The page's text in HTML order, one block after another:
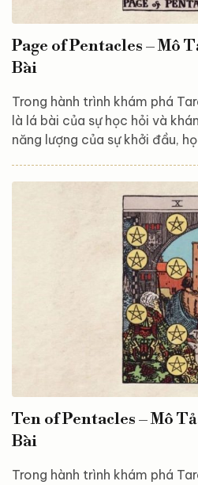
Page of Pentacles – Mô
Bài
Trong hành trình khám phá
là lá bài của sự học hỏi và
năng lượng của sự khởi đầu,
trong việc phát triển tài
vấn. Hãy cùng Astroreka
của lá bài này để hiểu rõ hơn
triển và thành công mà vũ trụ
bạn thông qua Page of
Ten of Pentacles – Mô
Bài
Trong hành trình khám phá